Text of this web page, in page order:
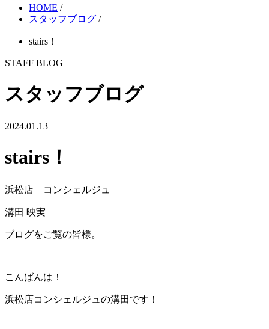
HOME /
スタッフブログ /
stairs！
STAFF BLOG
スタッフブログ
2024.01.13
stairs！
浜松店 コンシェルジュ
溝田 映実
ブログをご覧の皆様。
こんばんは！
浜松店コンシェルジュの溝田です！